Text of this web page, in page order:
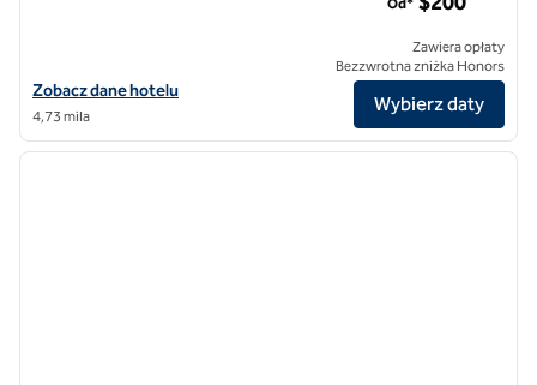
Zobacz szczegóły hotelu Hilton Brooklyn New York
Zobacz dane hotelu
4,73 mila
Od*
Zawiera opłaty
Bezzwrotna zniżka Honors
Wybierz daty
1/12
1 z 12